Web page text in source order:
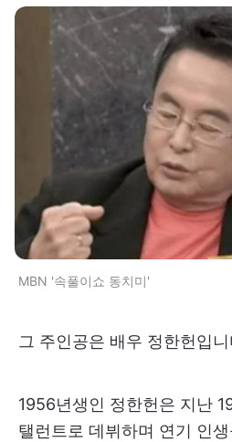
MBN '속풀이쇼 동치미'
그 주인공은 배우 정한헌입
1956년생인 정한헌은 지난
탤런트로 데뷔하며 연기 인